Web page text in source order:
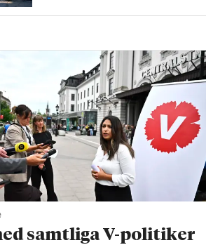
samtliga V-politiker